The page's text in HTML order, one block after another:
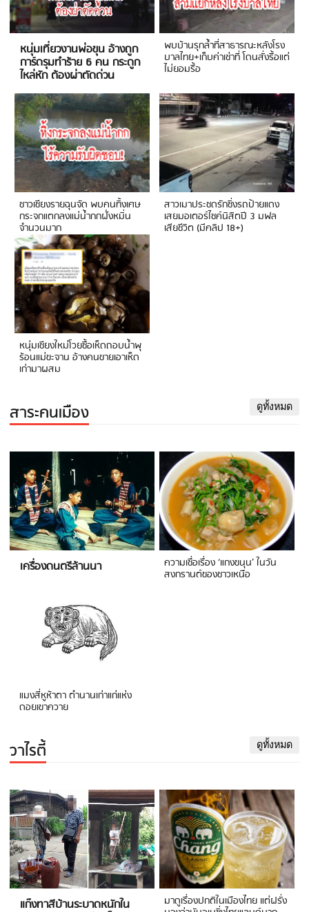
หนุ่มเที่ยวงานพ่อขุน อ้างถูก
การ์ดรุมทำร้าย 6 คน กระดูก
ไหล่หัก ต้องผ่าตัดด่วน
พบบ้านรุกล้ำที่สาธารณะหลังโรง
บาลไทย+เก็บค่าเช่าที่ โดนสั่งรื้อแต่
ไม่ยอมรื้อ
ชาวเชียงรายฉุนจัด พบคนทิ้งเศษ
กระจกแตกลงแม่น้ำกกฝั่งหมิ่น
จำนวนมาก
สาวเมาประชดรักซิ่งรถป้ายแดง
เสยมอเตอร์ไซค์นิสิตปี 3 มฟล
เสียชีวิต (มีคลิป 18+)
หนุ่มเชียงใหม่โวยซื้อเห็ดถอบน้ำพุ
ร้อนแม่ขะจาน อ้างคนขายเอาเห็ด
เก่ามาผสม
สาระคนเมือง ดูทั้งหมด
เครื่องดนตรีล้านนา ความเชื่อเรื่อง ‘แกงขนุน’ ในวัน
สงกรานต์ของชาวเหนือ
แมงสี่หูห้าตา ตำนานเก่าแก่แห่ง
ดอยเขาควาย
วาไรตี้ ดูทั้งหมด
แก๊งทาสีบ้านระบาดหนักใน มาดูเรื่องปกติในเมืองไทย แต่ฝรั่ง